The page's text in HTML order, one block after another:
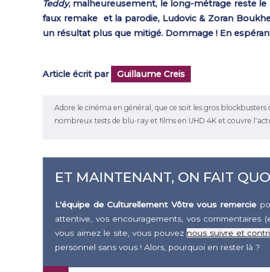
Teddy, malheureusement, le long-métrage reste le
faux remake et la parodie, Ludovic & Zoran
un résultat plus que mitigé. Dommage ! En
Article écrit par Guillaume Creis
Adore le cinéma en général, que ce soit les gros blockbusters
nombreux tests de blu-ray et films en UHD 4K et couvre
ET MAINTENANT, ON FAIT
L'équipe de Culturellement Vôtre vous remercie
attentive, vos encouragements, vos commentaires
vous aimez le site, vous pouvez nous suivre et
personnel sans vous ! Alors, pourquoi en rester là ?